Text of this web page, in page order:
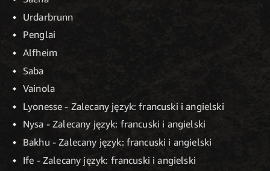
Urdarbrunn
Penglai
Alfheim
Saba
Vainola
Lyonesse - Zalecany język: francuski i angielski
Nysa - Zalecany język: francuski i angielski
Bakhu - Zalecany język: francuski i angielski
Ife - Zalecany język: francuski i angielski